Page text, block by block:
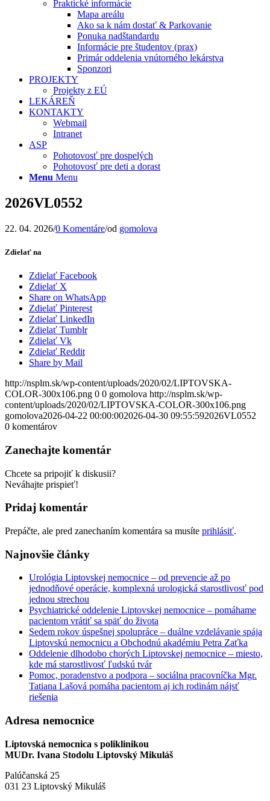
Praktické informácie
Mapa areálu
Ako sa k nám dostať & Parkovanie
Ponuka nadštandardu
Informácie pre študentov (prax)
Primár oddelenia vnútorného lekárstva
Sponzori
PROJEKTY
Projekty z EÚ
LEKÁREŇ
KONTAKTY
Webmail
Intranet
ASP
Pohotovosť pre dospelých
Pohotovosť pre deti a dorast
Menu Menu
2026VL0552
22. 04. 2026/0 Komentáre/od gomolova
Zdielať na
Zdielať Facebook
Zdielať X
Share on WhatsApp
Zdielať Pinterest
Zdielať LinkedIn
Zdielať Tumblr
Zdielať Vk
Zdielať Reddit
Share by Mail
http://nsplm.sk/wp-content/uploads/2020/02/LIPTOVSKA-
COLOR-300x106.png 0 0 gomolova http://nsplm.sk/wp-
content/uploads/2020/02/LIPTOVSKA-COLOR-300x106.png
gomolova2026-04-22 00:00:002026-04-30 09:55:592026VL0552
0 komentárov
Zanechajte komentár
Chcete sa pripojiť k diskusii?
Neváhajte prispieť!
Pridaj komentár
Prepáčte, ale pred zanechaním komentára sa musíte prihlásiť.
Najnovšie články
Urológia Liptovskej nemocnice – od prevencie až po
jednodňové operácie, komplexná urologická starostlivosť pod
jednou strechou
Psychiatrické oddelenie Liptovskej nemocnice – pomáhame
pacientom vrátiť sa späť do života
Sedem rokov úspešnej spolupráce – duálne vzdelávanie spája
Liptovskú nemocnicu a Obchodnú akadémiu Petra Zaťka
Oddelenie dlhodobo chorých Liptovskej nemocnice – miesto,
kde má starostlivosť ľudskú tvár
Pomoc, poradenstvo a podpora – sociálna pracovníčka Mgr.
Tatiana Lašová pomáha pacientom aj ich rodinám nájsť
riešenia
Adresa nemocnice
Liptovská nemocnica s poliklinikou
MUDr. Ivana Stodolu Liptovský Mikuláš
Palúčanská 25
031 23 Liptovský Mikuláš